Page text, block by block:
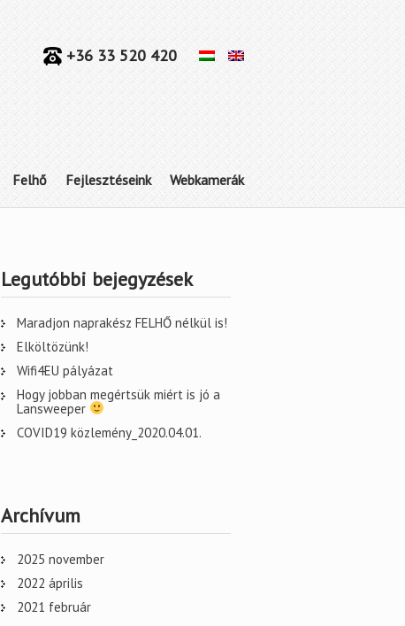
+36 33 520 420
Felhő Fejlesztéseink Webkamerák
Legutóbbi bejegyzések
Maradjon naprakész FELHŐ nélkül is!
Elköltözünk!
Wifi4EU pályázat
Hogy jobban megértsük miért is jó a
Lansweeper
COVID19 közlemény_2020.04.01.
Archívum
2025 november
2022 április
2021 február